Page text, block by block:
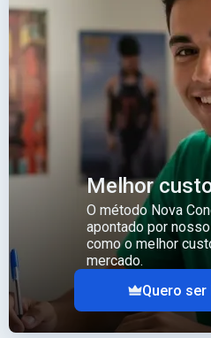
Melhor
O método Nova
apontado por
como o melhor
mercado.
Quero ser